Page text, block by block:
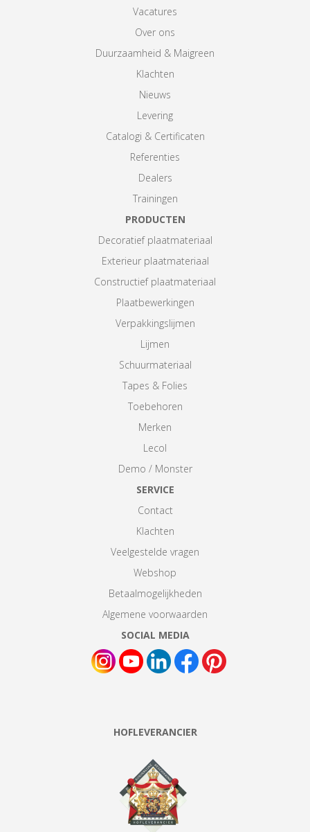
Vacatures
Over ons
Duurzaamheid & Maigreen
Klachten
Nieuws
Levering
Catalogi & Certificaten
Referenties
Dealers
Trainingen
PRODUCTEN
Decoratief plaatmateriaal
Exterieur plaatmateriaal
Constructief plaatmateriaal
Plaatbewerkingen
Verpakkingslijmen
Lijmen
Schuurmateriaal
Tapes & Folies
Toebehoren
Merken
Lecol
Demo / Monster
SERVICE
Contact
Klachten
Veelgestelde vragen
Webshop
Betaalmogelijkheden
Algemene voorwaarden
SOCIAL MEDIA
HOFLEVERANCIER